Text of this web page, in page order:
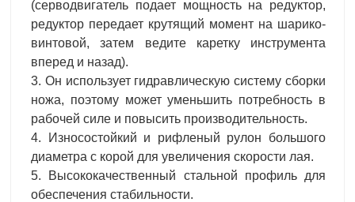
(серводвигатель подает мощность на редуктор,
редуктор передает крутящий момент на шарико-
винтовой, затем ведите каретку инструмента
вперед и назад).
3. Он использует гидравлическую систему сборки
ножа, поэтому может уменьшить потребность в
рабочей силе и повысить производительность.
4. Износостойкий и рифленый рулон большого
диаметра с корой для увеличения скорости лая.
5. Высококачественный стальной профиль для
обеспечения стабильности.